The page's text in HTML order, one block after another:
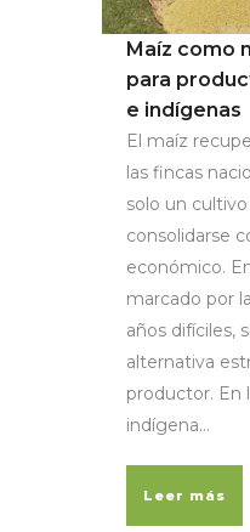
Maíz como
para
e indígenas
El maíz
las fincas
solo un
consolidarse
económico.
marcado por
años difíciles,
alternativa
productor. En
indígena...
Leer más